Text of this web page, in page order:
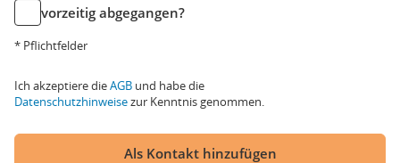
vorzeitig abgegangen?
* Pflichtfelder
Ich akzeptiere dieAGB und habe die
Datenschutzhinweisezur Kenntnis genommen.
Als Kontakt hinzufügen